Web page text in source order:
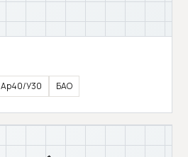
Ар40/У30 БАО